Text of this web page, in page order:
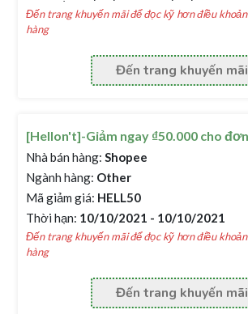
Đến trang khuyến mãi để đọc kỹ hơn điều
hàng
Đến trang khuyến mãi
[Hellon't]-Giảm ngay ₫50.000 cho
Nhà bán hàng: Shopee
Ngành hàng: Other
Mã giảm giá: HELL50
Thời hạn: 10/10/2021 - 10/10/2021
Đến trang khuyến mãi để đọc kỹ hơn điều
hàng
Đến trang khuyến mãi